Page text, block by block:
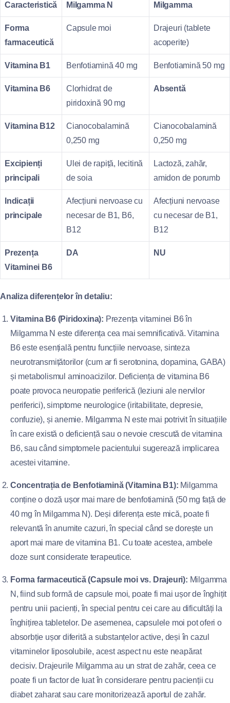
Caracteristică Milgamma N Milgamma
Forma
farmaceutică
Capsule moi
Drajeuri (tablete
acoperite)
Vitamina B1 Benfotiamină 40 mg Benfotiamină 50 mg
Vitamina B6
Clorhidrat de
piridoxină 90 mg
Absentă
Vitamina B12
Cianocobalamină
0,250 mg
Cianocobalamină
0,250 mg
Excipienți
principali
Ulei de rapiță, lecitină
de soia
Lactoză, zahăr,
amidon de porumb
Indicații
principale
Afecțiuni nervoase cu
necesar de B1, B6,
B12
Afecțiuni nervoase
cu necesar de B1,
B12
Prezența
Vitaminei B6
DA NU
Analiza diferențelor în detaliu:
Vitamina B6 (Piridoxina): Prezența vitaminei B6 în
Milgamma N este diferența cea mai semnificativă. Vitamina
B6 este esențială pentru funcțiile nervoase, sinteza
neurotransmițătorilor (cum ar fi serotonina, dopamina, GABA)
și metabolismul aminoacizilor. Deficiența de vitamina B6
poate provoca neuropatie periferică (leziuni ale nervilor
periferici), simptome neurologice (iritabilitate, depresie,
confuzie), și anemie. Milgamma N este mai potrivit în situațiile
în care există o deficiență sau o nevoie crescută de vitamina
B6, sau când simptomele pacientului sugerează implicarea
acestei vitamine.
Concentrația de Benfotiamină (Vitamina B1): Milgamma
conține o doză ușor mai mare de benfotiamină (50 mg față de
40 mg în Milgamma N). Deși diferența este mică, poate fi
relevantă în anumite cazuri, în special când se dorește un
aport mai mare de vitamina B1. Cu toate acestea, ambele
doze sunt considerate terapeutice.
Forma farmaceutică (Capsule moi vs. Drajeuri): Milgamma
N, fiind sub formă de capsule moi, poate fi mai ușor de înghițit
pentru unii pacienți, în special pentru cei care au dificultăți la
înghițirea tabletelor. De asemenea, capsulele moi pot oferi o
absorbție ușor diferită a substanțelor active, deși în cazul
vitaminelor liposolubile, acest aspect nu este neapărat
decisiv. Drajeurile Milgamma au un strat de zahăr, ceea ce
poate fi un factor de luat în considerare pentru pacienții cu
diabet zaharat sau care monitorizează aportul de zahăr.